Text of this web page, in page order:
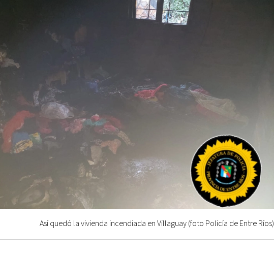
Así quedó la vivienda incendiada en Villaguay (foto Policía de Entre Ríos)